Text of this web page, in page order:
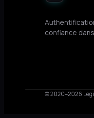
confiance
© 2020–2026